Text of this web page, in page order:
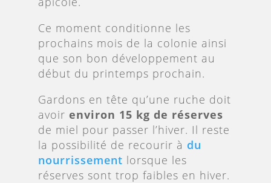
Ce moment conditionne les
prochains mois de la colonie ainsi
que son bon développement au
début du printemps prochain.
Gardons en tête qu’une ruche doit
avoir environ 15 kg de réserves
de miel pour passer l’hiver. Il reste
la possibilité de recourir à du
nourrissement lorsque les
réserves sont trop faibles en hiver.